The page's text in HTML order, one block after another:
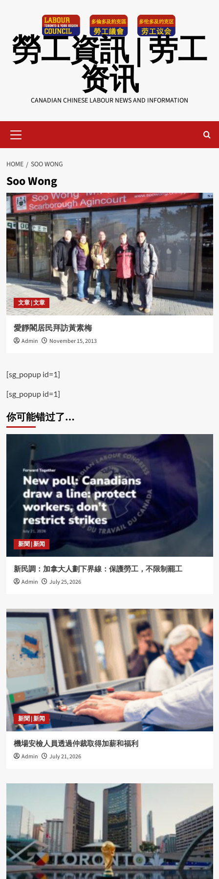
勞工資訊 | 劳工
资讯
CANADIAN CHINESE LABOUR NEWS AND INFORMATION
Menu
HOME SOO WONG
Soo Wong
文章 | 文章
愛靜閣居民拜訪黃素梅
Admin November 15, 2013
[sg_popup id=1]
[sg_popup id=1]
你可能错过了…
新聞 | 新闻
新民調：加拿大人劃下界線：保護勞工，不限制罷工
Admin July 25, 2026
新聞 | 新闻
機場安檢人員透過仲裁取得加薪和福利
Admin July 21, 2026